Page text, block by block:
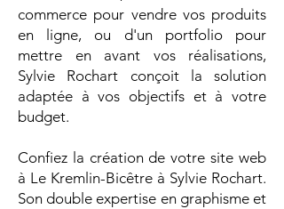
commerce pour vendre vos produits
en ligne, ou d'un portfolio pour
mettre en avant vos réalisations,
Sylvie Rochart conçoit la solution
adaptée à vos objectifs et à votre
budget.
Confiez la création de votre site web
à Le Kremlin-Bicêtre à Sylvie Rochart.
Son double expertise en graphisme et